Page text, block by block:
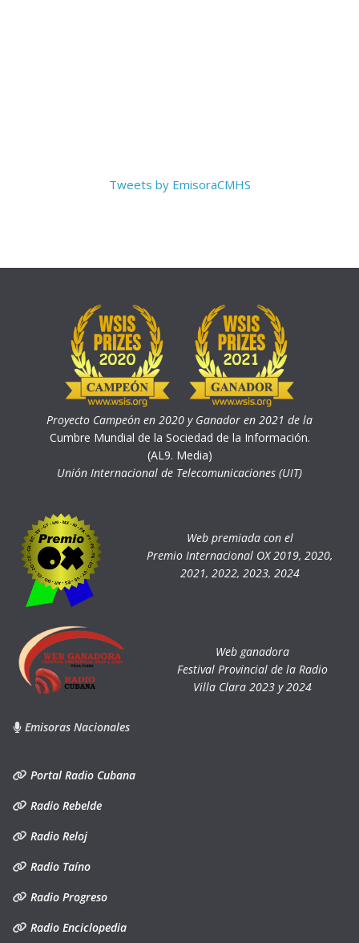
Tweets by EmisoraCMHS
Proyecto Campeón en 2020 y Ganador en 2021 de la
Cumbre Mundial de la Sociedad de la Información.
(AL9. Media)
Unión Internacional de Telecomunicaciones (UIT)
Web premiada con el
Premio Internacional OX 2019, 2020,
2021, 2022, 2023, 2024
Web ganadora
Festival Provincial de la Radio
Villa Clara 2023 y 2024
Emisoras Nacionales
Portal Radio Cubana
Radio Rebelde
Radio Reloj
Radio Taíno
Radio Progreso
Radio Enciclopedia